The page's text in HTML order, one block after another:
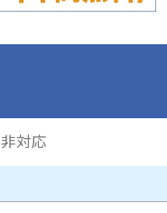
非対応